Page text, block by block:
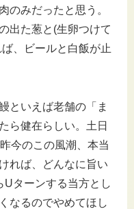
のみだったと思う。
出た葱と(生卵つけて
、ビールと白飯が止
といえば老舗の「ま
ら健在らしい。土日
今のこの風潮、本当
れば、どんなに旨い
Uターンする当方とし
なるのでやめてほし